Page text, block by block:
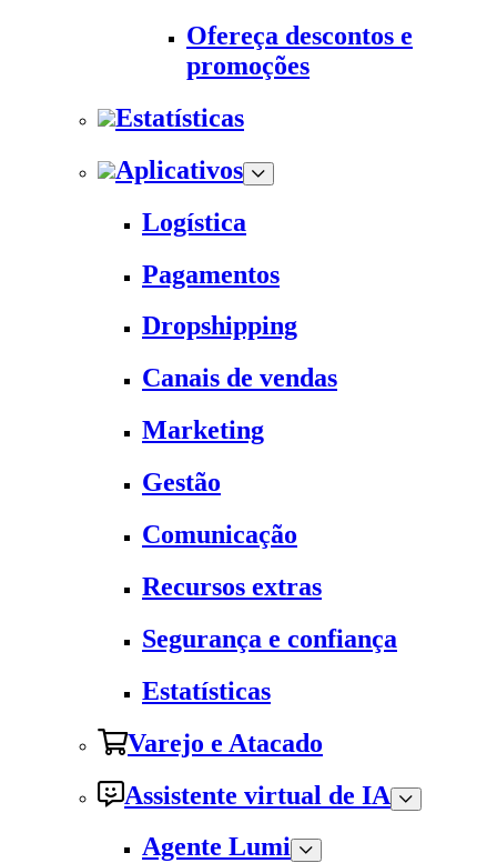
Ofereça descontos e
promoções
Estatísticas
Aplicativos
Logística
Pagamentos
Dropshipping
Canais de vendas
Marketing
Gestão
Comunicação
Recursos extras
Segurança e confiança
Estatísticas
Varejo e Atacado
Assistente virtual de IA
Agente Lumi